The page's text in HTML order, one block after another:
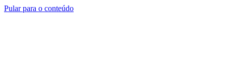
Pular para o conteúdo